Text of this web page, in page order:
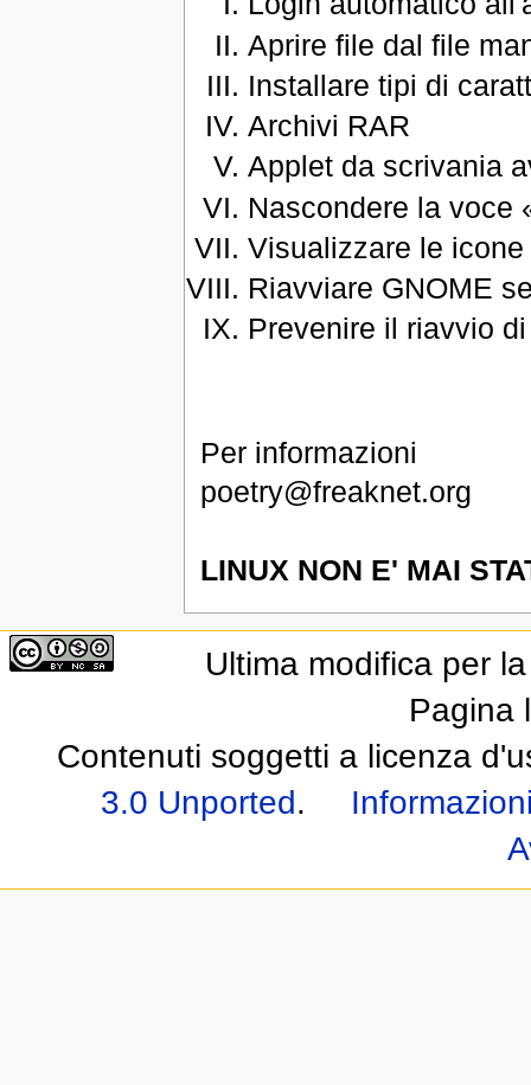
Aprire file dal file
Installare tipi di
Archivi RAR
Applet da scrivania
Nascondere la voce
Visualizzare le
Riavviare GNOME
Prevenire il riavvio
Per informazioni
poetry@freaknet.org
LINUX NON E' MAI
Ultima modifica per
Pagina
Contenuti soggetti a licenza
3.0 Unported.